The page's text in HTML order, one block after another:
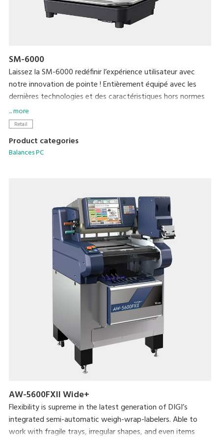
SM-6000
Laissez la SM-6000 redéfinir l’expérience utilisateur avec
notre innovation de pointe ! Entièrement équipé avec les
dernières technologies et des caractéristiques hors normes
qui offrente une praticité et une efficacité pour vous
utilisateurs comme pour vos clients. Augmentez votre chiffre
qualité inégalée.
au format protrait sont l’une des nombreuses
fonctionnalités spécialement développées pour ce modèle.
Réinventez l’expérience d'achat avec la dernière balance SM-
6000 dès aujourd’hui !
... more
Retail
Product categories
Balances PC
AW-5600FXII Wide+
Flexibility is supreme in the latest generation of DIGI’s
integrated semi-automatic weigh-wrap-labelers. Able to
work with fragile trays, irregular shapes, and even items